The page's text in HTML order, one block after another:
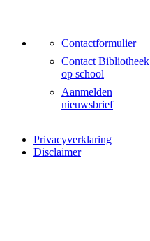
Contactformulier
Contact Bibliotheek
op school
Aanmelden
nieuwsbrief
Privacyverklaring
Disclaimer